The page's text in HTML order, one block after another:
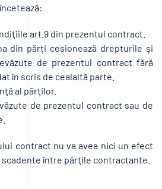
art.9 din prezentul contract.
din părţi cesionează drepturile şi
de prezentul contract fără
în scris de cealaltă parte.
al părţilor.
de prezentul contract sau de
contract nu va avea nici un efect
între părţile contractante.